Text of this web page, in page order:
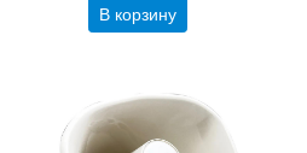
В корзину